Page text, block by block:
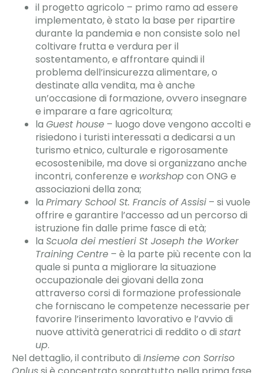
il progetto agricolo – primo ramo ad essere
implementato, è stato la base per ripartire
durante la pandemia e non consiste solo nel
coltivare frutta e verdura per il
sostentamento, e affrontare quindi il
problema dell’insicurezza alimentare, o
destinate alla vendita, ma è anche
un’occasione di formazione, ovvero insegnare
e imparare a fare agricoltura;
la Guest house – luogo dove vengono accolti e
risiedono i turisti interessati a dedicarsi a un
turismo etnico, culturale e rigorosamente
ecosostenibile, ma dove si organizzano anche
incontri, conferenze e workshop con ONG e
associazioni della zona;
la Primary School St. Francis of Assisi – si vuole
offrire e garantire l’accesso ad un percorso di
istruzione fin dalle prime fasce di età;
la Scuola dei mestieri St Joseph the Worker
Training Centre – è la parte più recente con la
quale si punta a migliorare la situazione
occupazionale dei giovani della zona
attraverso corsi di formazione professionale
che forniscano le competenze necessarie per
favorire l’inserimento lavorativo e l’avvio di
nuove attività generatrici di reddito o di start
up.
Nel dettaglio, il contributo di Insieme con Sorriso